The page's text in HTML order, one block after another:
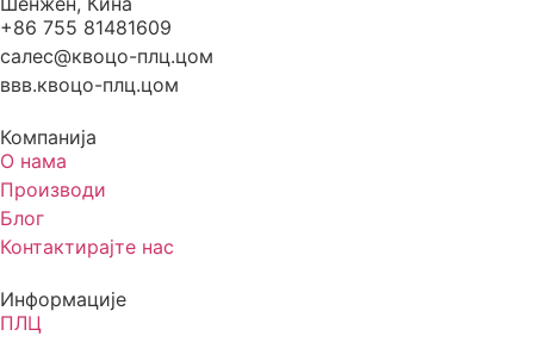
+86 755 81481609
салес@квоцо-плц.цом
ввв.квоцо-плц.цом
Компанија
О нама
Производи
Блог
Контактирајте нас
Информације
ПЛЦ